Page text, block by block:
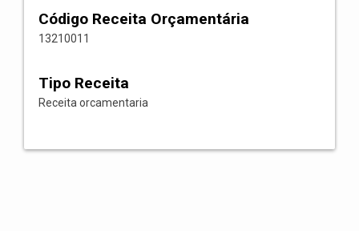
Código Receita Orçamentária
13210011
Tipo Receita
Receita orcamentaria